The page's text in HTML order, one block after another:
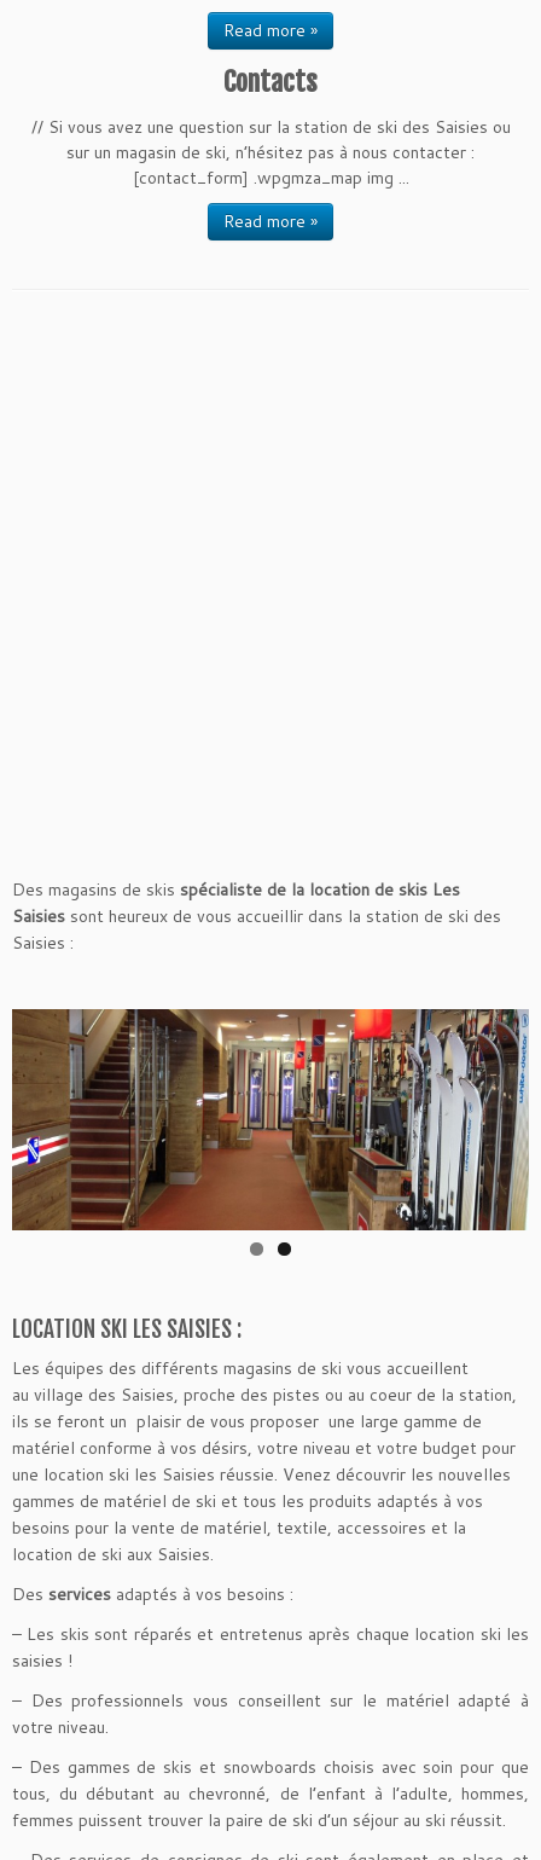
Read more »
Contacts
// Si vous avez une question sur la station de ski des Saisies ou
sur un magasin de ski, n’hésitez pas à nous contacter :
[contact_form] .wpgmza_map img ...
Read more »
Des magasins de skis spécialiste de la location de skis Les
Saisies sont heureux de vous accueillir dans la station de ski des
Saisies :
LOCATION SKI LES SAISIES :
Les équipes des différents magasins de ski vous accueillent
au village des Saisies, proche des pistes ou au coeur de la station,
ils se feront un plaisir de vous proposer une large gamme de
matériel conforme à vos désirs, votre niveau et votre budget pour
une location ski les Saisies réussie. Venez découvrir les nouvelles
gammes de matériel de ski et tous les produits adaptés à vos
besoins pour la vente de matériel, textile, accessoires et la
location de ski aux Saisies.
Des services adaptés à vos besoins :
– Les skis sont réparés et entretenus après chaque location ski les
saisies !
– Des professionnels vous conseillent sur le matériel adapté à
votre niveau.
– Des gammes de skis et snowboards choisis avec soin pour que
tous, du débutant au chevronné, de l’enfant à l’adulte, hommes,
femmes puissent trouver la paire de ski d’un séjour au ski réussit.